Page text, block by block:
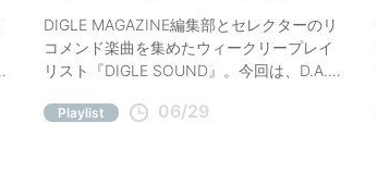
DIGLE MAGAZINE編集部とセレクターのリ
コメンド楽曲を集めたウィークリープレイ
リスト『DIGLE SOUND』。今回は、D.A.N.
など、今週の注目曲をコメント付きでご紹
Playlist 06/29